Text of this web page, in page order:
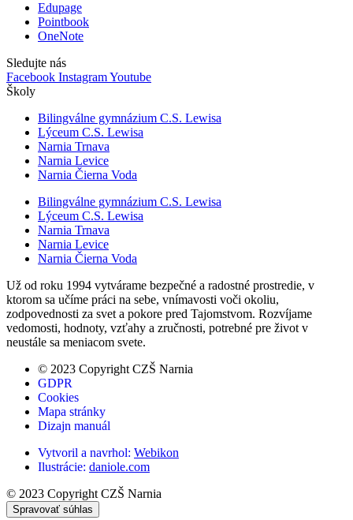
Edupage
Pointbook
OneNote
Sledujte nás
Facebook InstagramYoutube
Školy
Bilingválne gymnázium C.S. Lewisa
Lýceum C.S. Lewisa
Narnia Trnava
Narnia Levice
Narnia Čierna Voda
Bilingválne gymnázium C.S. Lewisa
Lýceum C.S. Lewisa
Narnia Trnava
Narnia Levice
Narnia Čierna Voda
Už od roku 1994 vytvárame bezpečné a radostné prostredie, v
ktorom sa učíme práci na sebe, vnímavosti voči okoliu,
zodpovednosti za svet a pokore pred Tajomstvom. Rozvíjame
vedomosti, hodnoty, vzťahy a zručnosti, potrebné pre život v
neustále sa meniacom svete.
© 2023 Copyright CZŠ Narnia
GDPR
Cookies
Mapa stránky
Dizajn manuál
Vytvoril a navrhol: Webikon
Ilustrácie: daniole.com
© 2023 Copyright CZŠ Narnia
Spravovať súhlas